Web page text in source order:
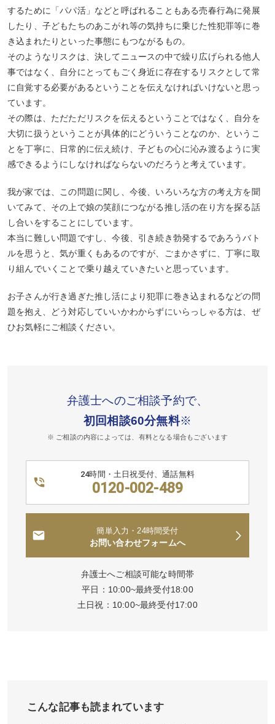
するために「パパ活」などと呼ばれることもある売春行為に発展
したり、子どもたちのあこがれ等の気持ちに乗じた性犯罪等に巻
き込まれたりといった事態にもつながるもの。
そのようなリスクは、決してニュースの中で繰り広げられる他人
事ではなく、自分にとってもごく身近に存在するリスクとして常
に自覚する必要があるということを伝えなければいけないと思っ
ています。
その際は、ただただリスクを伝えるということではなく、自分を
大切に扱うということが具体的にどういうことなのか、というこ
とを丁寧に、日常的に伝え続け、子どもの心に沁み渡るように実
感できるようにしなければならないのだろうと考えています。
我が家では、この問題に関し、今後、いろいろな方の考え方を聞
いてみて、その上で娘の笑顔につながる推し活の在り方を探る話
し合いをすることにしています。
本当に難しい問題ですし、今後、引き続き勃発するであろうバト
ルを思うと、気が重くもあるのですが、ごまかさずに、丁寧に取
り組んでいくことで乗り越えていきたいと思っています。
お子さんが行き過ぎた推し活により犯罪に巻き込まれるなどの問
題を抱え、どう対応していいかわからずにいらっしゃる方は、ぜ
ひお気軽にご相談ください。
弁護士へのご相談予約で、
初回相談60分無料※
※ ご相談の内容によっては、有料となる場合もございます
24時間・土日祝受付、通話無料
0120-002-489
簡単入力・24時間受付
お問い合わせフォームへ
弁護士へご相談可能な時間帯
平日：10:00~最終受付18:00
土日祝：10:00~最終受付17:00
こんな記事も読まれています